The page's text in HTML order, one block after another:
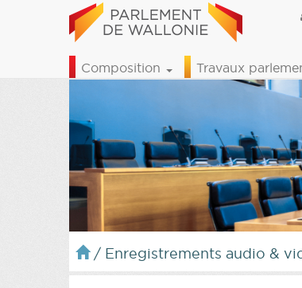
Composition Travaux
/ Enregistrements audio &